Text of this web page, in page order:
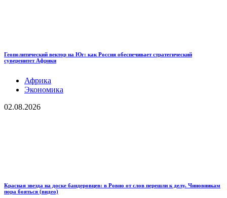
Геополитический вектор на Юг: как Россия обеспечивает стратегический
суверенитет Африки
Африка
Экономика
02.08.2026
Красная звезда на доске бандеровцев: в Ровно от слов перешли к делу. Чиновникам
пора бояться (видео)